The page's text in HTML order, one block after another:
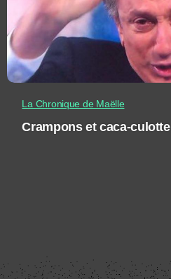
La Chronique de Maëlle
Crampons et caca-culotte